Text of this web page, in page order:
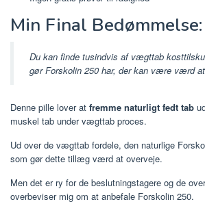
Min Final Bedømmelse:
Du kan finde tusindvis af vægttab
gør Forskolin 250 har, der kan være værd
Denne pille lover at fremme naturligt fedt tab
muskel tab under vægttab proces.
Ud over de vægttab fordele, den naturlige
som gør dette tillæg værd at overveje.
Men det er ry for de beslutningstagere og de
overbeviser mig om at anbefale Forskolin 250.